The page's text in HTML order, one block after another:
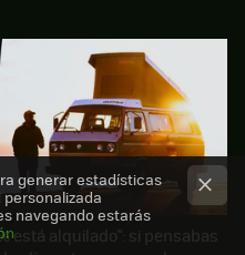
está alquilado": si pensabas
generar estadísticas
navegando estarás